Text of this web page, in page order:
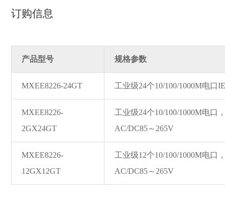
订购信息
产品型号 规格参数
MXEE8226-24GT 工业级24个10/100/1000M电口
MXEE8226-
2GX24GT
工业级24个10/100/1000M电口
AC/DC85～265V
MXEE8226-
12GX12GT
工业级12个10/100/1000M电口
AC/DC85～265V